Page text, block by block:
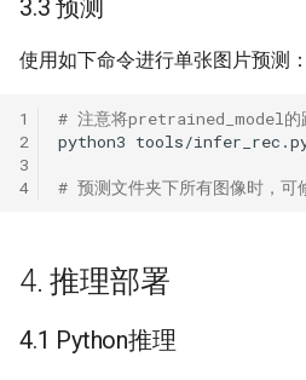
3.3 预测
使用如下命令进行单张图片预测：
1
2
3
4
# 注意将pretrained_model的
python3 tools/
# 预测文件夹下所有图像时
4. 推理部署
4.1 Python推理